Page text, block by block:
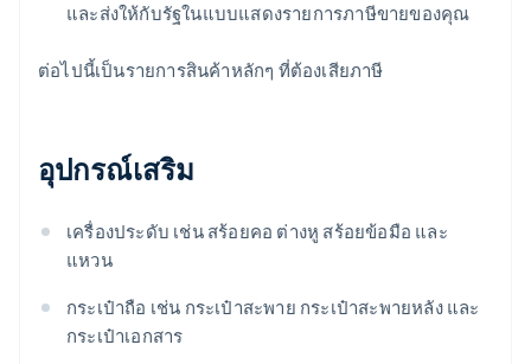
และส่งให้กับรัฐในแบบแสดงรายการภาษีขายของคุณ
ต่อไปนี้เป็นรายการสินค้าหลักๆ ที่ต้องเสียภาษี
อุปกรณ์เสริม
เครื่องประดับ เช่น สร้อยคอ ต่างหู สร้อยข้อมือ และ
แหวน
กระเป๋าถือ เช่น กระเป๋าสะพาย กระเป๋าสะพายหลัง และ
กระเป๋าเอกสาร